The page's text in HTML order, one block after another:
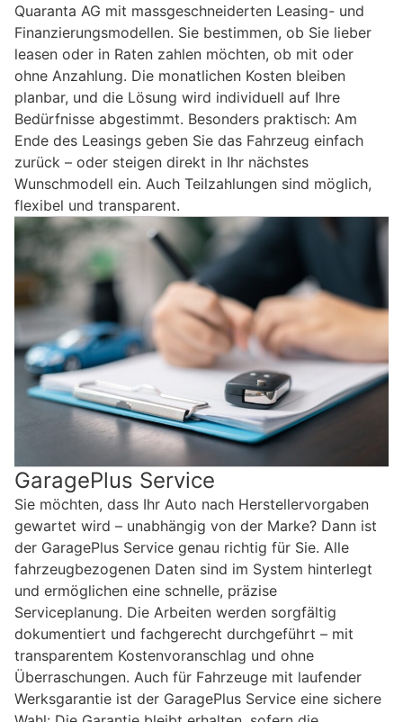
Quaranta AG mit massgeschneiderten Leasing- und
Finanzierungsmodellen. Sie bestimmen, ob Sie lieber
leasen oder in Raten zahlen möchten, ob mit oder
ohne Anzahlung. Die monatlichen Kosten bleiben
planbar, und die Lösung wird individuell auf Ihre
Bedürfnisse abgestimmt. Besonders praktisch: Am
Ende des Leasings geben Sie das Fahrzeug einfach
zurück – oder steigen direkt in Ihr nächstes
Wunschmodell ein. Auch Teilzahlungen sind möglich,
flexibel und transparent.
GaragePlus Service
Sie möchten, dass Ihr Auto nach Herstellervorgaben
gewartet wird – unabhängig von der Marke? Dann ist
der GaragePlus Service genau richtig für Sie. Alle
fahrzeugbezogenen Daten sind im System hinterlegt
und ermöglichen eine schnelle, präzise
Serviceplanung. Die Arbeiten werden sorgfältig
dokumentiert und fachgerecht durchgeführt – mit
transparentem Kostenvoranschlag und ohne
Überraschungen. Auch für Fahrzeuge mit laufender
Werksgarantie ist der GaragePlus Service eine sichere